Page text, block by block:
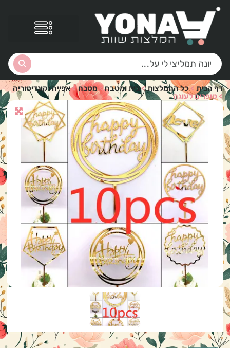
דף הבית>כל ההמלצות>בית ומטבח>מטבח>אפייה וקונדיטוריה
>טופרים לעוגה